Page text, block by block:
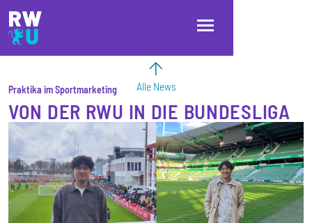
Direkt zum Inhalt
Direkt zur Hauptnavigation
Direkt zum Fußbereich
Alle News
Praktika im Sportmarketing
VON DER RWU IN DIE BUNDESLIGA